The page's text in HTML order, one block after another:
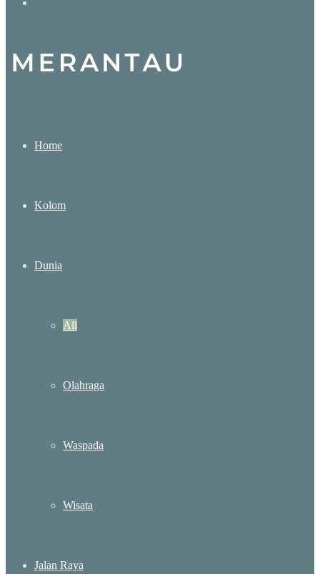
for
Home
Kolom
Dunia
All
Olahraga
Waspada
Wisata
Jalan Raya